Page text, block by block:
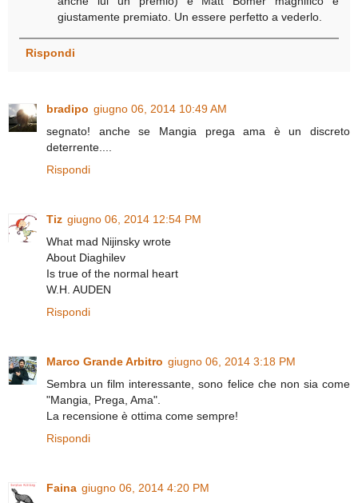
giustamente premiato. Un essere perfetto a vederlo.
Rispondi
bradipo giugno 06, 2014 10:49 AM
segnato! anche se Mangia prega ama è un discreto
deterrente....
Rispondi
Tiz giugno 06, 2014 12:54 PM
What mad Nijinsky wrote
About Diaghilev
Is true of the normal heart
W.H. AUDEN
Rispondi
Marco Grande Arbitro giugno 06, 2014 3:18 PM
Sembra un film interessante, sono felice che non sia come
"Mangia, Prega, Ama".
La recensione è ottima come sempre!
Rispondi
Faina giugno 06, 2014 4:20 PM